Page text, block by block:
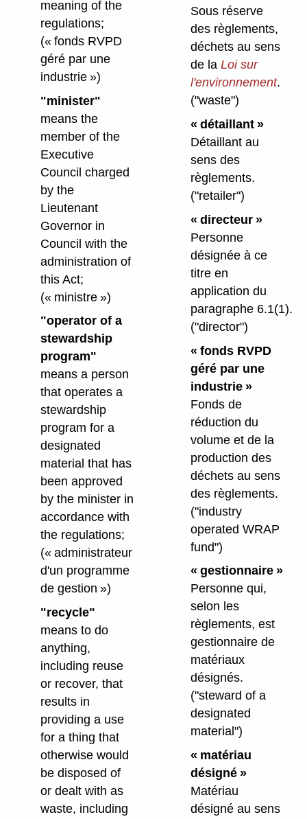
meaning of the
regulations;
(« fonds RVPD
géré par une
industrie »)
"minister"
means the
member of the
Executive
Council charged
by the
Lieutenant
Governor in
Council with the
administration of
this Act;
(« ministre »)
"operator of a
stewardship
program"
means a person
that operates a
stewardship
program for a
designated
material that has
been approved
by the minister in
accordance with
the regulations;
(« administrateur
d'un programme
de gestion »)
"recycle"
means to do
anything,
including reuse
or recover, that
results in
providing a use
for a thing that
otherwise would
be disposed of
or dealt with as
waste, including
Sous réserve
des règlements,
déchets au sens
de la Loi sur
l'environnement.
("waste")
« détaillant »
Détaillant au
sens des
règlements.
("retailer")
« directeur »
Personne
désignée à ce
titre en
application du
paragraphe 6.1(1).
("director")
« fonds RVPD
géré par une
industrie »
Fonds de
réduction du
volume et de la
production des
déchets au sens
des règlements.
("industry
operated WRAP
fund")
« gestionnaire »
Personne qui,
selon les
règlements, est
gestionnaire de
matériaux
désignés.
("steward of a
designated
material")
« matériau
désigné »
Matériau
désigné au sens